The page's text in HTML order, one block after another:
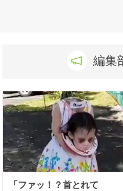
編集
「ファッ！？首とれて